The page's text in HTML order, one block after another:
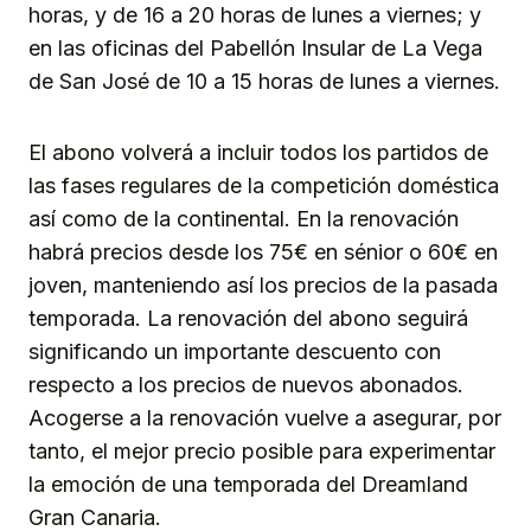
horas, y de 16 a 20 horas de lunes a viernes; y
en las oficinas del Pabellón Insular de La Vega
de San José de 10 a 15 horas de lunes a viernes.
El abono volverá a incluir todos los partidos de
las fases regulares de la competición doméstica
así como de la continental. En la renovación
habrá precios desde los 75€ en sénior o 60€ en
joven, manteniendo así los precios de la pasada
temporada. La renovación del abono seguirá
significando un importante descuento con
respecto a los precios de nuevos abonados.
Acogerse a la renovación vuelve a asegurar, por
tanto, el mejor precio posible para experimentar
la emoción de una temporada del Dreamland
Gran Canaria.